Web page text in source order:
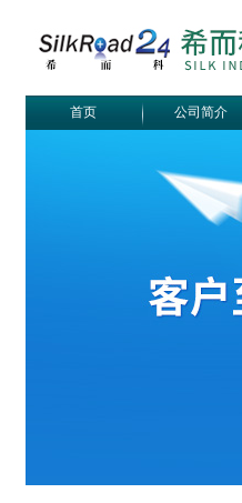
首页 公司简介
Belimo SF24A-
SR+KH-AFB AF24-
MFT